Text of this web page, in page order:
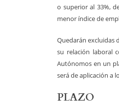
o superior al 33%,
menor índice de
Quedarán excluidas
su relación laboral
Autónomos en un
será de aplicación a
PLAZO